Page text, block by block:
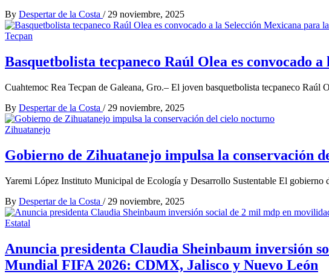
By Despertar de la Costa / 29 noviembre, 2025
Tecpan
Basquetbolista tecpaneco Raúl Olea es convocado
Cuahtemoc Rea Tecpan de Galeana, Gro.– El joven basquetbolista tecpaneco Raúl
By Despertar de la Costa / 29 noviembre, 2025
Zihuatanejo
Gobierno de Zihuatanejo impulsa la conservación
Yaremi López Instituto Municipal de Ecología y Desarrollo Sustentable El gobierno
By Despertar de la Costa / 29 noviembre, 2025
Estatal
Anuncia presidenta Claudia Sheinbaum inversión
Mundial FIFA 2026: CDMX, Jalisco y Nuevo León